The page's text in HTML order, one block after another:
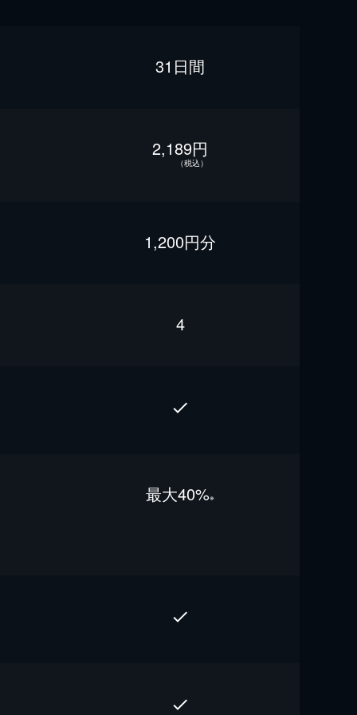
31日間
2,189円
（税込）
1,200円分
4
最⼤40%※